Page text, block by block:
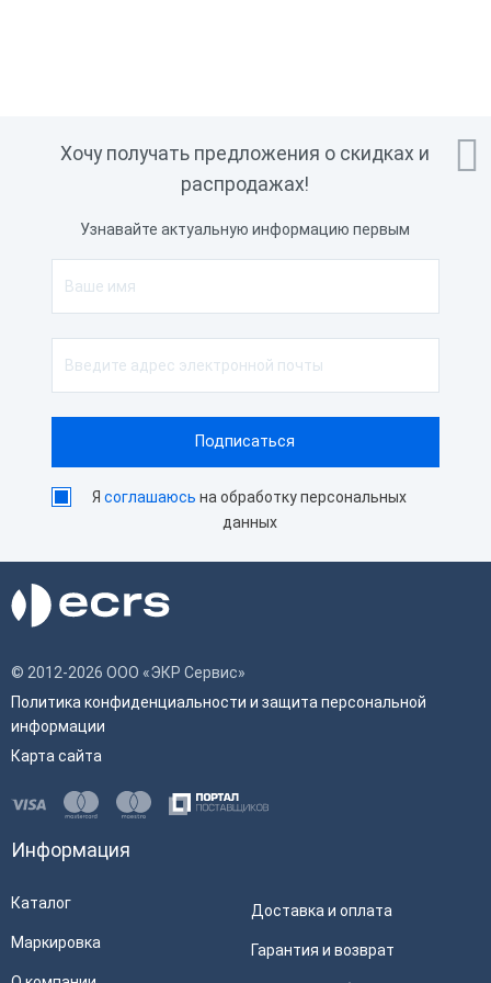

Хочу получать предложения о скидках и
распродажах!
Узнавайте актуальную информацию первым
Ясоглашаюсь на обработку персональных
данных
© 2012-2026 ООО «ЭКР Сервис»
Политика конфиденциальности и защита персональной
информации
Карта сайта
Информация
Каталог
Маркировка
Доставка и оплата
Гарантия и возврат